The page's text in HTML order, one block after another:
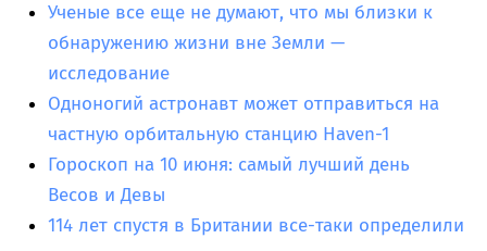
Ученые все еще не думают, что мы близки к
обнаружению жизни вне Земли —
исследование
Одноногий астронавт может отправиться на
частную орбитальную станцию Haven-1
Гороскоп на 10 июня: самый лучший день
Весов и Девы
114 лет спустя в Британии все-таки определили